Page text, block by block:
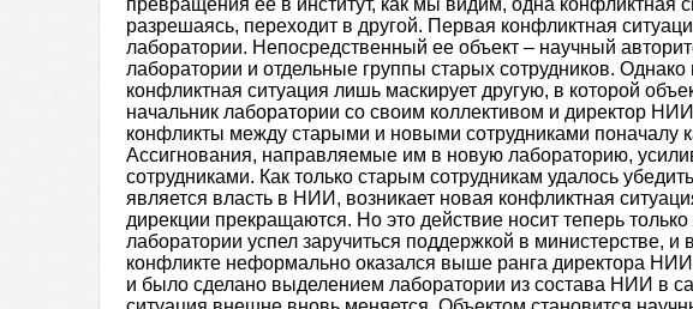
превращения ее в институт, как мы видим, одна конфликтная
разрешаясь, переходит в другой. Первая конфликтная
лаборатории. Непосредственный ее объект – научный
лаборатории и отдельные группы старых сотрудников.
конфликтная ситуация лишь маскирует другую, в которой
начальник лаборатории со своим коллективом и директор
конфликты между старыми и новыми сотрудниками поначалу
Ассигнования, направляемые им в новую лабораторию,
сотрудниками. Как только старым сотрудникам удалось
является власть в НИИ, возникает новая конфликтная
дирекции прекращаются. Но это действие носит теперь
лаборатории успел заручиться поддержкой в министерстве, и
конфликте неформально оказался выше ранга директора НИИ.
и было сделано выделением лаборатории из состава НИИ в